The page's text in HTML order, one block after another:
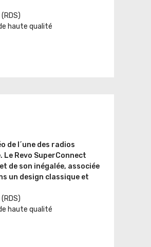
haute qualité
de l´une des radios
Le Revo SuperConnect
de son inégalée, associée
un design classique et
haute qualité